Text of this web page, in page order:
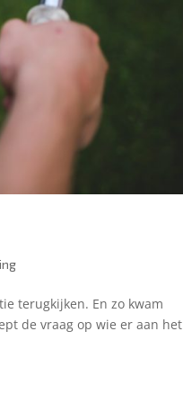
terugkijken. En zo kwam
de vraag op wie er aan het